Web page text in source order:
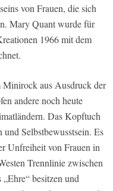
von Frauen, die sich
Mary Quant wurde für
1966 mit dem
Minirock aus Ausdruck der
andere noch heute
Das Kopftuch
Selbstbewusstsein. Es
Unfreiheit von Frauen in
Trennlinie zwischen
besitzen und